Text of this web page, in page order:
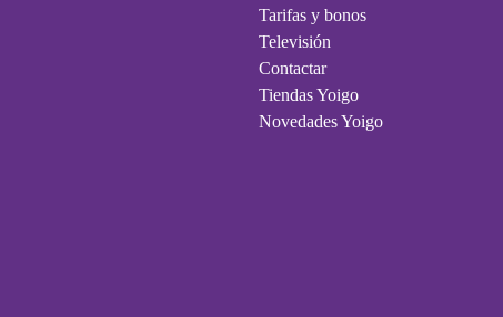
Tarifas y bonos
Televisión
Contactar
Tiendas Yoigo
Novedades Yoigo